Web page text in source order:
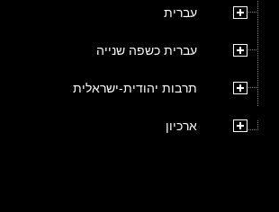
עברית
עברית כשפה שנייה
תרבות יהודית-ישראלית
ארכיון